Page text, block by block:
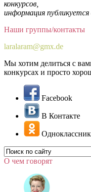
конкурсов,
информация публикуется
Наши группы/контакты
laralaram@gmx.de
Мы хотим делиться с
конкурсах и просто
Facebook
В Контакте
О чем говорят